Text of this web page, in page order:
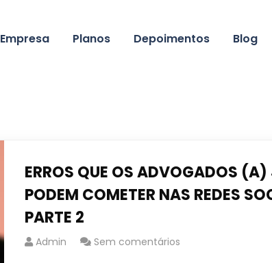
Empresa Planos Depoimentos Blog
ERROS QUE OS ADVOGADOS
PODEM COMETER NAS REDES
PARTE 2
Admin Sem comentários